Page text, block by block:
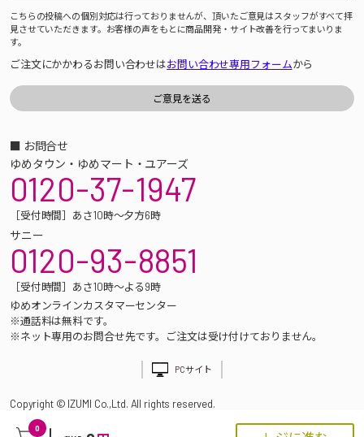
0
こちらの投稿への個別対応は行っておりませんが、頂いたご意見はスタッフがすべて拝
見させていただきます。お客様の声をもとに商品開発・サイト改善を行ってまいりま
す。
ご注文にかかわるお問い合わせはお問い合わせ専用フォームから
■ お問合せ
ゆめタウン・ゆめマート・ユアーズ
0120-37-1947
［受付時間］あさ10時～夕方6時
サニー
0120-93-8851
［受付時間］あさ10時～よる9時
ゆめオンラインカスタマーセンター
※通話料は無料です。
※ネット専用のお問合せ先です。ご注文は受け付けておりません。
PCサイト
Copyright © IZUMI Co.,Ltd. All rights reserved.